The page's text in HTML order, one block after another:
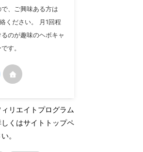
、ご興味ある方は
ください。 月1回程
のが趣味のヘボキャ
す。
リエイトプログラム
くはサイトトップペ
。